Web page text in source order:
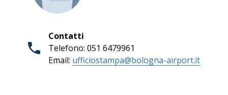
Contatti
Telefono: 051 6479961
Email: ufficiostampa@bologna-airport.it